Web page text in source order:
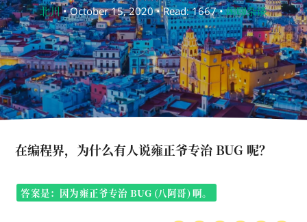
北川• October 15, 2020 • Read: 1667 •闲聊杂谈
在编程界，为什么有人说雍正爷专治 BUG 呢？
答案是：因为雍正爷专治 BUG (八阿哥) 啊。